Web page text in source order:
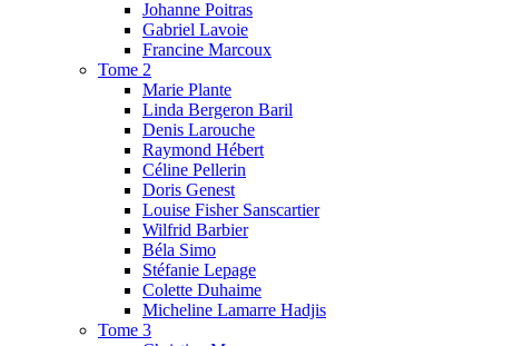
Johanne Poitras
Gabriel Lavoie
Francine Marcoux
Tome 2
Marie Plante
Linda Bergeron Baril
Denis Larouche
Raymond Hébert
Céline Pellerin
Doris Genest
Louise Fisher Sanscartier
Wilfrid Barbier
Béla Simo
Stéfanie Lepage
Colette Duhaime
Micheline Lamarre Hadjis
Tome 3